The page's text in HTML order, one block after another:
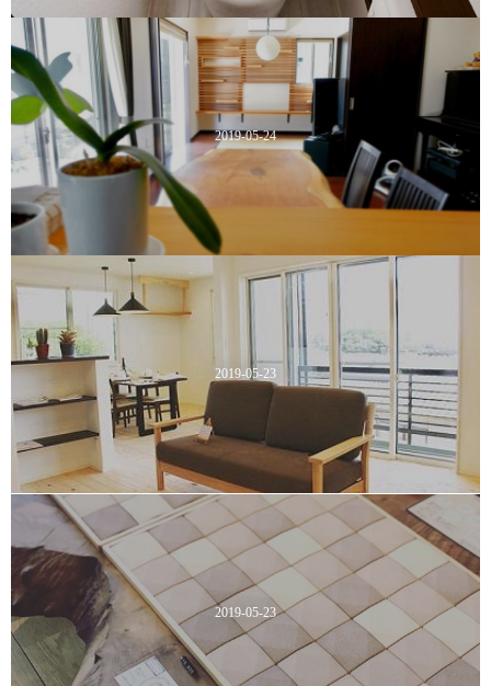
2019-05-24
2019-05-23
2019-05-23